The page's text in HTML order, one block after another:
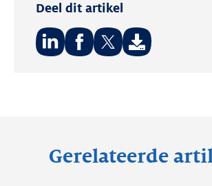
Deel dit artikel
Gerelateerde